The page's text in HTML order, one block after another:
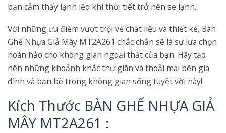
bạn cảm thấy lạnh lẽo khi thời tiết trở nên se lạnh.
Với những ưu điểm vượt trội về chất liệu và thiết kế, Bàn
Ghế Nhựa Giả Mây MT2A261 chắc chắn sẽ là sự lựa chọn
hoàn hảo cho không gian ngoại thất của bạn. Hãy tạo
nên những khoảnh khắc thư giãn và thoải mái bên gia
đình và bạn bè trong không gian sống tuyệt vời này!
Kích Thước BÀN GHẾ NHỰA GIẢ
MÂY MT2A261 :